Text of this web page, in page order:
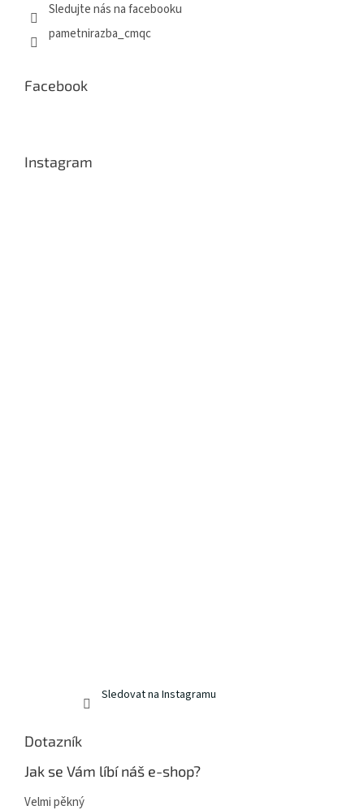
Sledujte nás na facebooku
pametnirazba_cmqc
Facebook
Instagram
Sledovat na Instagramu
Dotazník
Jak se Vám líbí náš e-shop?
Velmi pěkný